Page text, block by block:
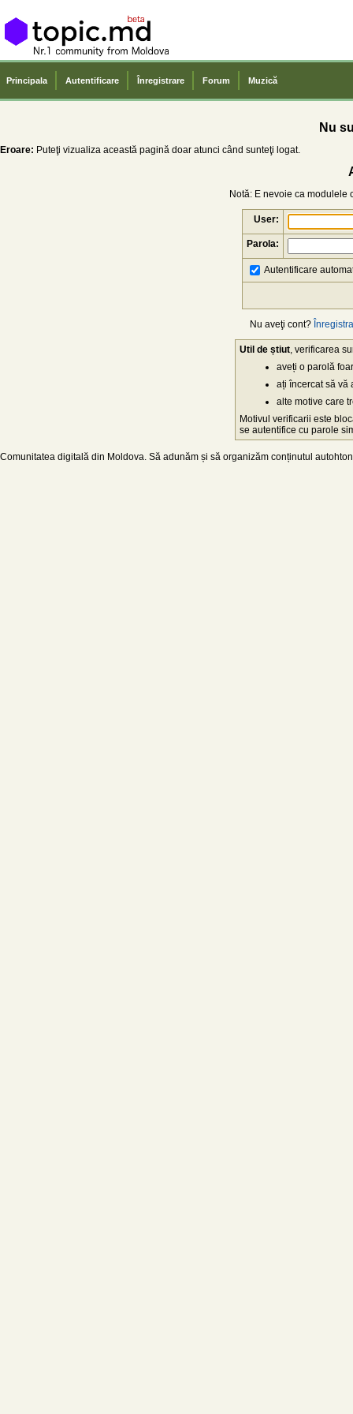
Principala Autentificare Înregistrare Forum Muzică
Nu
Eroare: Puteţi vizualiza această pagină doar atunci când sunteţi logat.
Notă: E nevoie ca modulele
User:
Parola:
Autentificare
Nu aveţi cont?
Util de știut , verificarea
aveți o parolă
ați încercat să vă
alte motive care
Motivul verificarii este
se autentifice cu parole
Comunitatea digitală din Moldova. Să adunăm și să organizăm conținutul